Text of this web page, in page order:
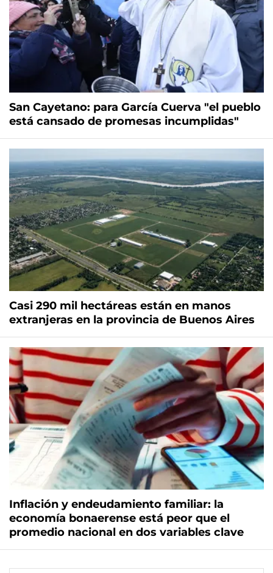
San Cayetano: para García Cuerva "el pueblo
está cansado de promesas incumplidas"
Casi 290 mil hectáreas están en manos
extranjeras en la provincia de Buenos Aires
Inflación y endeudamiento familiar: la
economía bonaerense está peor que el
promedio nacional en dos variables clave